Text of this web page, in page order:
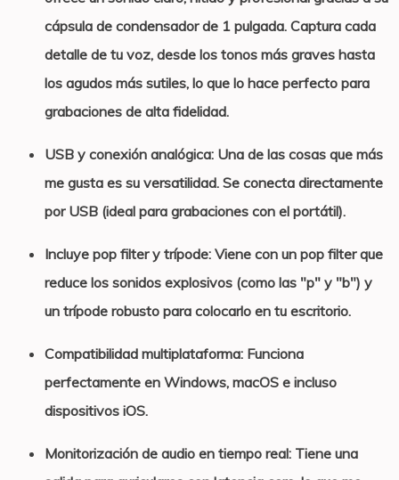
cápsula de condensador de 1 pulgada. Captura cada
detalle de tu voz, desde los tonos más graves hasta
los agudos más sutiles, lo que lo hace perfecto para
grabaciones de alta fidelidad.
USB y conexión analógica: Una de las cosas que más
me gusta es su versatilidad. Se conecta directamente
por USB (ideal para grabaciones con el portátil).
Incluye pop filter y trípode: Viene con un pop filter que
reduce los sonidos explosivos (como las "p" y "b") y
un trípode robusto para colocarlo en tu escritorio.
Compatibilidad multiplataforma: Funciona
perfectamente en Windows, macOS e incluso
dispositivos iOS.
Monitorización de audio en tiempo real: Tiene una